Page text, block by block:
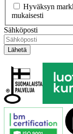
Hyväksyn
mukaisesti
Sähköposti